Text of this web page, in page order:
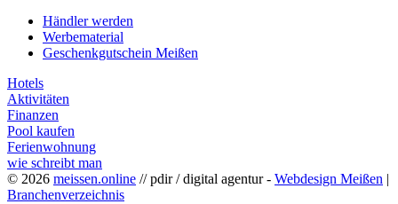
Händler werden
Werbematerial
Geschenkgutschein Meißen
Hotels
Aktivitäten
Finanzen
Pool kaufen
Ferienwohnung
wie schreibt man
© 2026 meissen.online // pdir / digital agentur - Webdesign Meißen |
Branchenverzeichnis